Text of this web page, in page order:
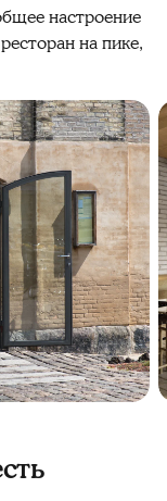
настроение
на пике,